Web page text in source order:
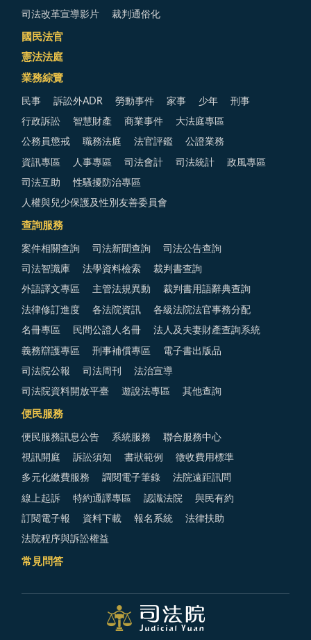
司法改革宣導影片 裁判通俗化
國民法官
憲法法庭
業務綜覽
民事 訴訟外ADR 勞動事件 家事 少年 刑事
行政訴訟 智慧財產 商業事件 大法庭專區
公務員懲戒 職務法庭 法官評鑑 公證業務
資訊專區 人事專區 司法會計 司法統計 政風專區
司法互助 性騷擾防治專區
人權與兒少保護及性別友善委員會
查詢服務
案件相關查詢 司法新聞查詢 司法公告查詢
司法智識庫 法學資料檢索 裁判書查詢
外語譯文專區 主管法規異動 裁判書用語辭典查詢
法律修訂進度 各法院資訊 各級法院法官事務分配
名冊專區 民間公證人名冊 法人及夫妻財產查詢系統
義務辯護專區 刑事補償專區 電子書出版品
司法院公報 司法周刊 法治宣導
司法院資料開放平臺 遊說法專區 其他查詢
便民服務
便民服務訊息公告 系統服務 聯合服務中心
視訊開庭 訴訟須知 書狀範例 徵收費用標準
多元化繳費服務 調閱電子筆錄 法院遠距訊問
線上起訴 特約通譯專區 認識法院 與民有約
訂閱電子報 資料下載 報名系統 法律扶助
法院程序與訴訟權益
常見問答